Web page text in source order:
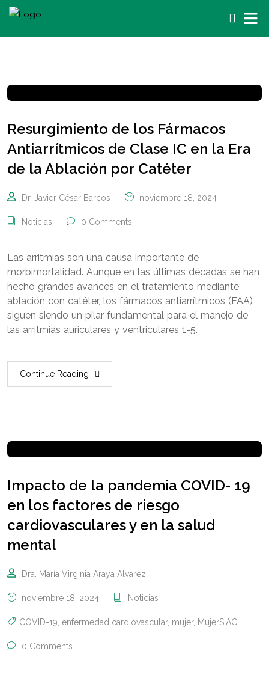
Resurgimiento de los Fármacos
Antiarrítmicos de Clase IC en la Era
de la Ablación por Catéter
Dr. Javier César Barcos noviembre 18, 2024
Noticias 0 Comments
Las arritmias son una causa importante de
morbimortalidad. Aunque en las últimas décadas se han
hecho grandes avances en el tratamiento mediante
ablación con catéter, los fármacos antiarrítmicos (FAA)
siguen siendo un pilar fundamental para el manejo de
las arritmias auriculares y ventriculares 1-5.
Continue Reading
Impacto de la pandemia COVID- 19
en los factores de riesgo
cardiovasculares y en la salud
mental
Dra. María Virginia Araya Alvarez
noviembre 18, 2024 Noticias
COVID-19 enfermedad cardiovascular, mujer, MujerSIAC
0 Comments